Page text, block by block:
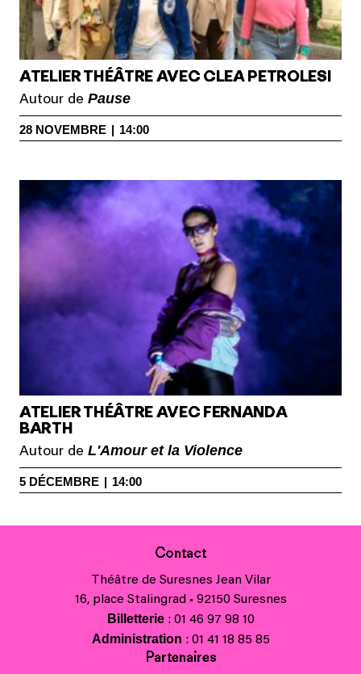
ATELIER THÉÂTRE AVEC CLEA PETROLESI
Autour de Pause
28 NOVEMBRE | 14:00
ATELIER THÉÂTRE AVEC FERNANDA
BARTH
Autour de L'Amour et la Violence
5 DÉCEMBRE | 14:00
Contact
Théâtre de Suresnes Jean Vilar
16, place Stalingrad • 92150 Suresnes
Billetterie: 01 46 97 98 10
Administration : 01 41 18 85 85
Partenaires